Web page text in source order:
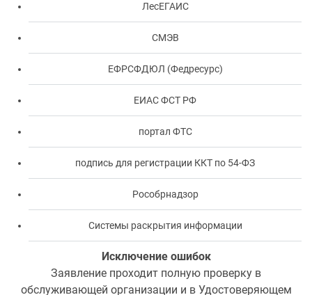
ЛесЕГАИС
СМЭВ
ЕФРСФДЮЛ (Федресурс)
ЕИАС ФСТ РФ
портал ФТС
подпись для регистрации ККТ по 54-ФЗ
Рособрнадзор
Системы раскрытия информации
Исключение ошибок
Заявление проходит полную проверку в
обслуживающей организации и в Удостоверяющем